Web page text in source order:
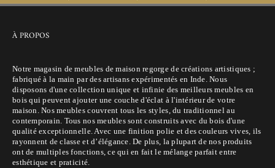
À PROPOS
Notre magasin de meubles de maison regorge de créations artistiques ;
fabriqué à la main par des artisans expérimentés en Inde. Nous
disposons d'une collection unique et infinie des meilleurs meubles en
bois qui peuvent ajouter une couche d'éclat à l'intérieur de votre
maison. Nos meubles couvrent tous les styles, du traditionnel au
contemporain. Tous nos meubles sont construits avec du bois d'une
qualité exceptionnelle. Avec une finition polie et des couleurs vives, ils
rayonnent de classe et d’élégance. De plus, la plupart de nos produits
ont de multiples fonctions, ce qui en fait le mélange parfait entre
esthétique et praticité.